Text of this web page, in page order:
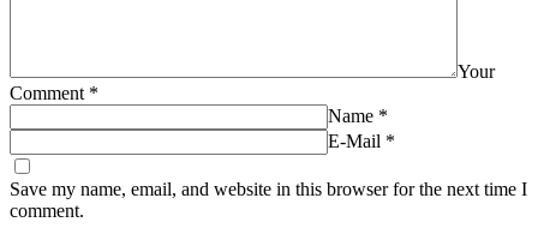
Your
Comment *
Name *
E-Mail *
Save my name, email, and website in this browser for the next time I
comment.